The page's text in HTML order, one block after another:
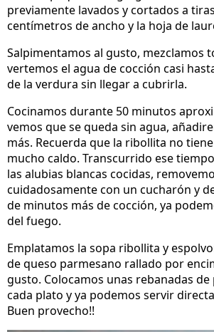
previamente lavados y cortados a
centímetros de ancho y la hoja de
Salpimentamos al gusto, mezclamos
vertemos el agua de cocción casi
de la verdura sin llegar a cubrirla.
Cocinamos durante 50 minutos
vemos que se queda sin agua,
más. Recuerda que la ribollita no
mucho caldo. Transcurrido ese
las alubias blancas cocidas,
cuidadosamente con un cucharón y
de minutos más de cocción, ya
del fuego.
Emplatamos la sopa ribollita y
de queso parmesano rallado por
gusto. Colocamos unas rebanadas
cada plato y ya podemos servir
Buen provecho!!